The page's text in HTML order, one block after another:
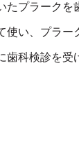
たプラーク
使い、プラ
歯科検診を